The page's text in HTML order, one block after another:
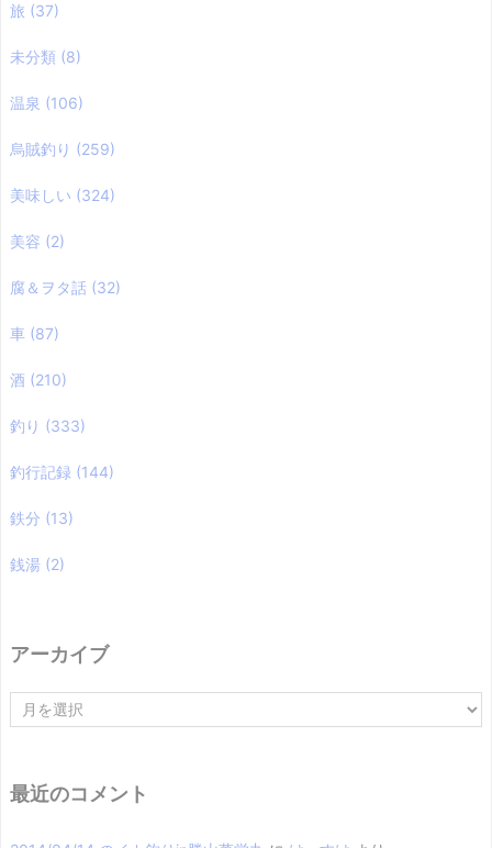
旅 (37)
未分類 (8)
温泉 (106)
烏賊釣り (259)
美味しい (324)
美容 (2)
腐＆ヲタ話 (32)
車 (87)
酒 (210)
釣り (333)
釣行記録 (144)
鉄分 (13)
銭湯 (2)
アーカイブ
ー
ブ
最近のコメント